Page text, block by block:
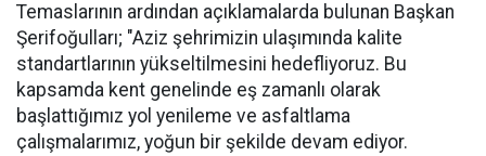
Temaslarının ardından açıklamalarda bulunan Başkan
Şerifoğulları; "Aziz şehrimizin ulaşımında kalite
standartlarının yükseltilmesini hedefliyoruz. Bu
kapsamda kent genelinde eş zamanlı olarak
başlattığımız yol yenileme ve asfaltlama
çalışmalarımız, yoğun bir şekilde devam ediyor.